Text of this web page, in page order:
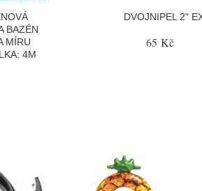
BAZÉN
MÍRU
4M
DVOJNIPEL 2"
65 Kč